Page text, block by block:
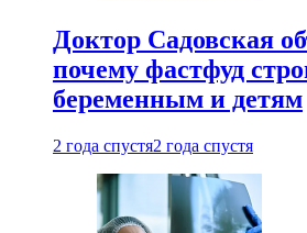
Доктор Садовская
почему фастфуд
беременным и детям
2 года спустя2 года спустя